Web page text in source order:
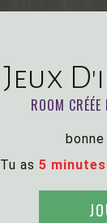
Jeux
ROOM
Tu as 5 minutes